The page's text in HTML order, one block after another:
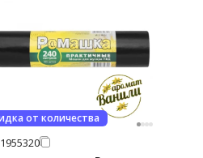
от количества
1955320